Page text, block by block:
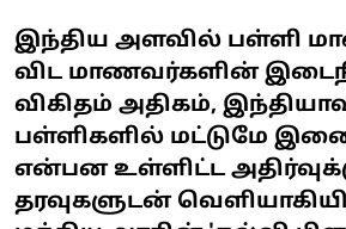
இந்திய அளவில் பள்ளி
விட மாணவர்களின்
விகிதம் அதிகம்,
பள்ளிகளில் மட்டுமே
என்பன உள்ளிட்ட
தரவுகளுடன்